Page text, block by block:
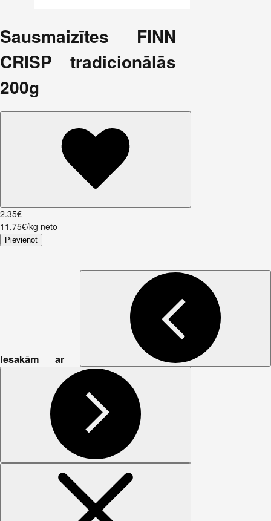
Sausmaizītes FINN
CRISP tradicionālās
200g
2.35€
11,75€/kg neto
Pievienot
Iesakām ar